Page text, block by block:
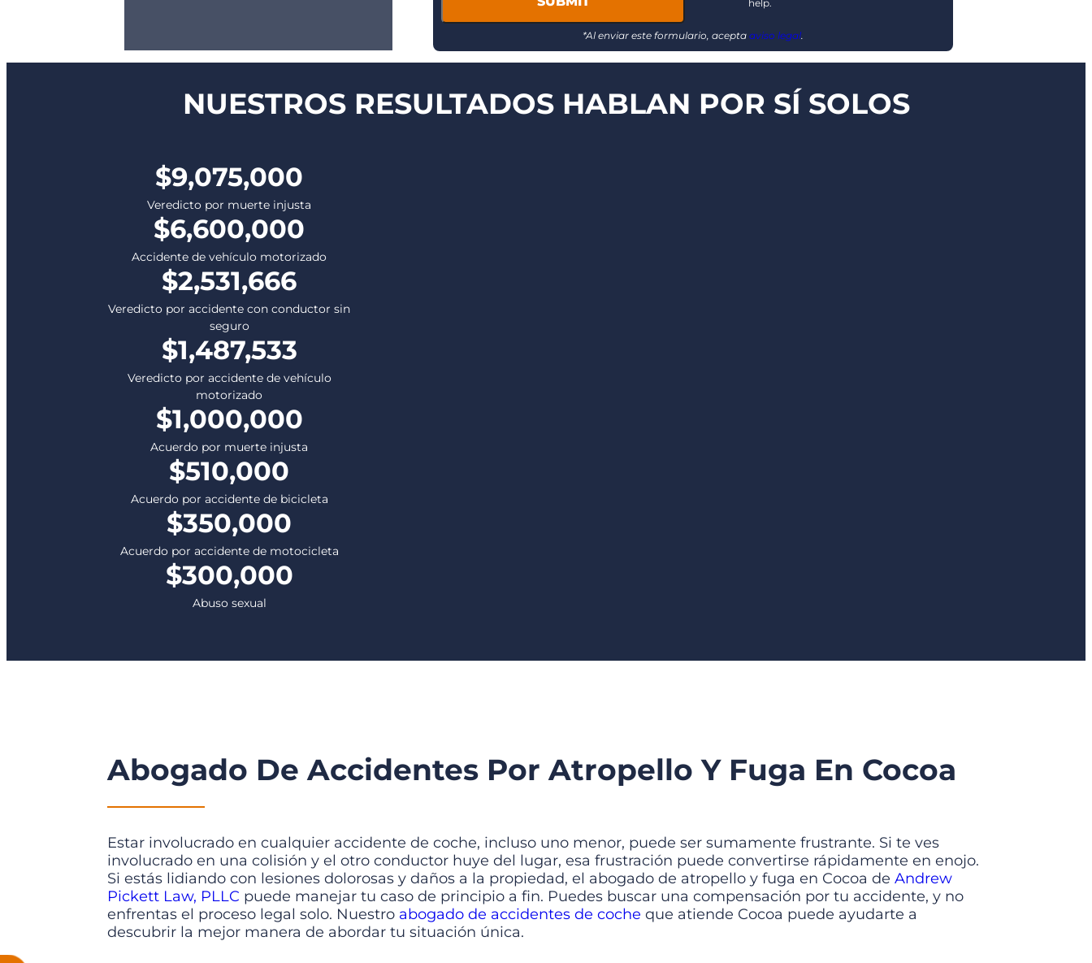
help.
*Al enviar este formulario, acepta aviso legal.
NUESTROS RESULTADOS HABLAN POR SÍ SOLOS
$9,075,000
Veredicto por muerte injusta
$6,600,000
Accidente de vehículo motorizado
$2,531,666
Veredicto por accidente con conductor sin
seguro
$1,487,533
Veredicto por accidente de vehículo
motorizado
$1,000,000
Acuerdo por muerte injusta
$510,000
Acuerdo por accidente de bicicleta
$350,000
Acuerdo por accidente de motocicleta
$300,000
Abuso sexual
Abogado De Accidentes Por Atropello Y Fuga En Cocoa
Estar involucrado en cualquier accidente de coche, incluso uno menor, puede ser sumamente frustrante. Si te ves
involucrado en una colisión y el otro conductor huye del lugar, esa frustración puede convertirse rápidamente en enojo.
Si estás lidiando con lesiones dolorosas y daños a la propiedad, el abogado de atropello y fuga en Cocoa de Andrew
Pickett Law, PLLC puede manejar tu caso de principio a fin. Puedes buscar una compensación por tu accidente, y no
enfrentas el proceso legal solo. Nuestro abogado de accidentes de coche que atiende Cocoa puede ayudarte a
descubrir la mejor manera de abordar tu situación única.